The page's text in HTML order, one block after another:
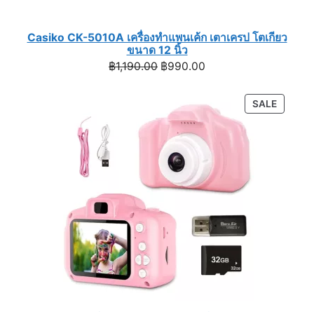
Casiko CK-5010A เครื่องทำแพนเค้ก เตาเครป โตเกียว
ขนาด 12 นิ้ว
฿1,190.00 Original
฿1,190.00.
฿990.00
฿990.00.
SALE
ON